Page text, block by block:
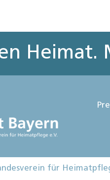
Heimat.
für